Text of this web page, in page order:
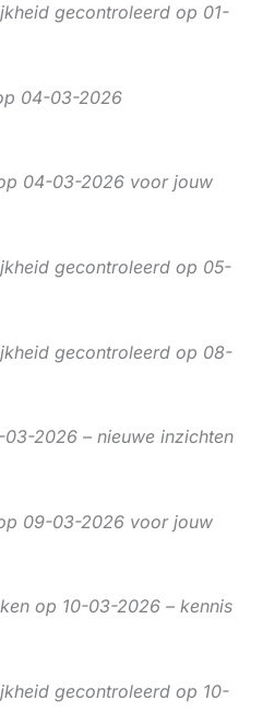
gecontroleerd op 01-
04-03-2026
04-03-2026 voor jouw
gecontroleerd op 05-
gecontroleerd op 08-
2026 – nieuwe inzichten
09-03-2026 voor jouw
op 10-03-2026 – kennis
gecontroleerd op 10-